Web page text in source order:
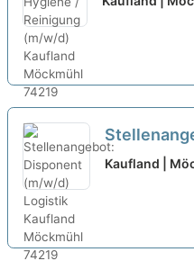
Logistik
Kaufland |